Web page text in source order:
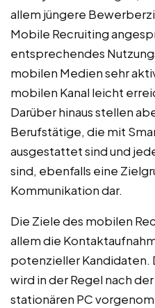
allem jüngere
Mobile Recruiting
entsprechendes
mobilen Medien sehr
mobilen Kanal leicht
Darüber hinaus stellen
Berufstätige, die mit
ausgestattet sind und
sind, ebenfalls eine
Kommunikation dar.
Die Ziele des mobilen
allem die
potenzieller Kandidaten.
wird in der Regel nach
stationären PC